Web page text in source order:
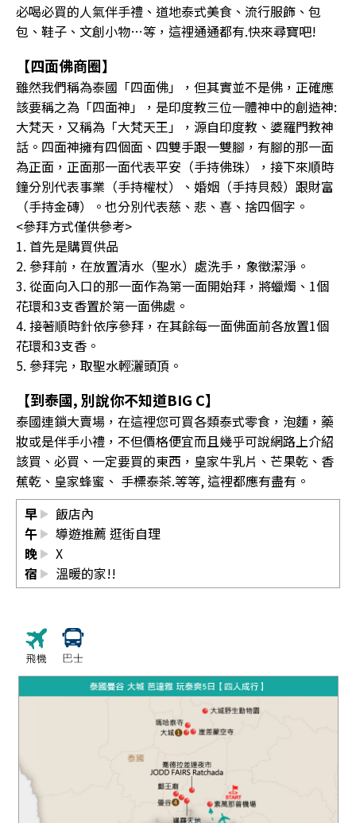
必喝必買的人氣伴手禮、道地泰式美食、流行服飾、包
包、鞋子、文創小物…等，這裡通通都有.快來尋寶吧!
【四面佛商圈】
雖然我們稱為泰國「四面佛」，但其實並不是佛，正確應
該要稱之為「四面神」，是印度教三位一體神中的創造神:
大梵天，又稱為「大梵天王」，源自印度教、婆羅門教神
話。四面神擁有四個面、四雙手跟一雙腳，有腳的那一面
為正面，正面那一面代表平安（手持佛珠），接下來順時
鐘分別代表事業（手持權杖）、婚姻（手持貝殼）跟財富
（手持金磚）。也分別代表慈、悲、喜、捨四個字。
<參拜方式僅供參考>
1. 首先是購買供品
2. 參拜前，在放置清水（聖水）處洗手，象徵潔淨。
3. 從面向入口的那一面作為第一面開始拜，將蠟燭、1個
花環和3支香置於第一面佛處。
4. 接著順時針依序參拜，在其餘每一面佛面前各放置1個
花環和3支香。
5. 參拜完，取聖水輕灑頭頂。
【到泰國, 別說你不知道BIG C】
泰國連鎖大賣場，在這裡您可買各類泰式零食，泡麵，藥
妝或是伴手小禮，不但價格便宜而且幾乎可說網路上介紹
該買、必買、一定要買的東西，皇家牛乳片、芒果乾、香
蕉乾、皇家蜂蜜、 手標泰茶.等等, 這裡都應有盡有。
早
飯店內
午
導遊推薦 逛街自理
晚
X
宿
溫暖的家!!